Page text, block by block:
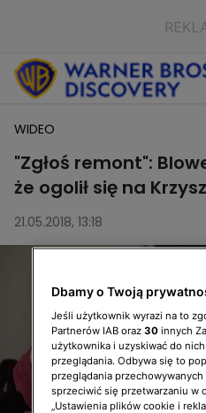
WIDEO
"Zgłoś remont":
że ogolił się na
21.05.2018, 13:18
Dbamy o Twoją
Jeśli użytkownik wyrazi na to
Partnerów IAB oraz 30 innych
użytkownika i uzyskiwać do
przeglądania. Odbywa się to
przeglądania
sprzeciwić się przetwarzaniu w
„Ustawienia plików cookie i